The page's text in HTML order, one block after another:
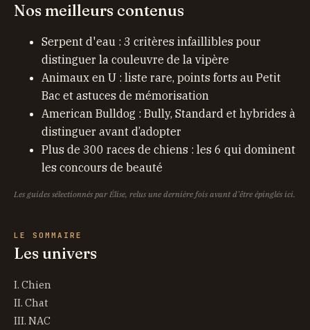
Nos meilleurs contenus
Serpent d'eau : 3 critères infaillibles pour
distinguer la couleuvre de la vipère
Animaux en U : liste rare, points forts au Petit
Bac et astuces de mémorisation
American Bulldog : Bully, Standard et hybrides à
distinguer avant d’adopter
Plus de 300 races de chiens : les 6 qui dominent
les concours de beauté
Les guides sélectionnés par Élise, relus une dernière fois avant d'être épinglés ici.
LE SOMMAIRE
Les univers
I. Chien
II. Chat
III. NAC